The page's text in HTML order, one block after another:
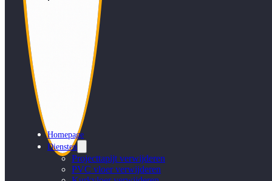
Homepage
Diensten
Projecttapijt verwijderen
PVC vloer verwijderen